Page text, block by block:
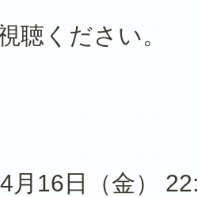
聴ください。
月16日（金）